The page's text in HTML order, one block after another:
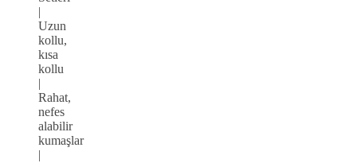
|
Uzun
kollu,
kısa
kollu
|
Rahat,
nefes
alabilir
kumaşlar
|